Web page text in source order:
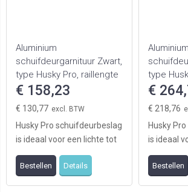
Aluminium
schuifdeurgarnituur Zwart,
type Husky Pro, raillengte
3000mm
€ 158,23
€ 130,77
Husky Pro schuifdeurbeslag
is ideaal voor een lichte tot
zware
binnendeurtoepassing.
Bestellen Details
Aluminium
type
4000mm
€
€ 218,76
Husky
is ideaal
zware
Bestellen